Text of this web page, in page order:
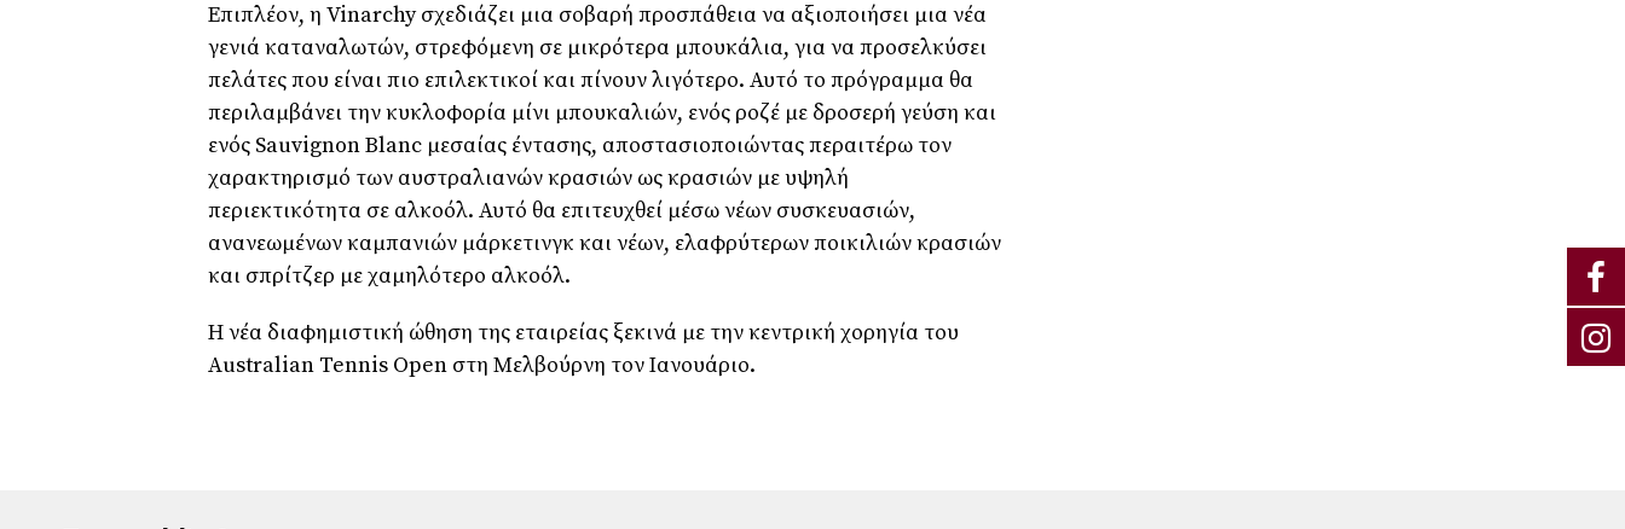
Επιπλέον, η Vinarchy σχεδιάζει μια σοβαρή προσπάθεια να αξιοποιήσει μια νέα
γενιά καταναλωτών, στρεφόμενη σε μικρότερα μπουκάλια, για να προσελκύσει
πελάτες που είναι πιο επιλεκτικοί και πίνουν λιγότερο. Αυτό το πρόγραμμα θα
περιλαμβάνει την κυκλοφορία μίνι μπουκαλιών, ενός ροζέ με δροσερή γεύση και
ενός Sauvignon Blanc μεσαίας έντασης, αποστασιοποιώντας περαιτέρω τον
χαρακτηρισμό των αυστραλιανών κρασιών ως κρασιών με υψηλή
περιεκτικότητα σε αλκοόλ. Αυτό θα επιτευχθεί μέσω νέων συσκευασιών,
ανανεωμένων καμπανιών μάρκετινγκ και νέων, ελαφρύτερων ποικιλιών κρασιών
και σπρίτζερ με χαμηλότερο αλκοόλ.
Η νέα διαφημιστική ώθηση της εταιρείας ξεκινά με την κεντρική χορηγία του
Australian Tennis Open στη Μελβούρνη τον Ιανουάριο.